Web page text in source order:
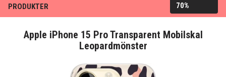
PRODUKTER
70%
Apple iPhone 15 Pro Transparent Mobilskal
Leopardmönster